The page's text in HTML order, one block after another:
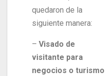
quedaron de la
siguiente manera:
– Visado de
visitante para
negocios o turismo